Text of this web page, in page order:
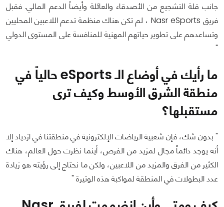
جانب قلة التشجيع من الأصدقاء والعائلة وأيضاً الدعم المالي. فقبل
فريق Nasr eSports ، لم تكن هناك منظمة تدعم اللاعبين المحليين
وتساعدهم على تطوير حياتهم المهنية للمنافسة على المستوى الدولي
"
ما رأيك في أوضاع الـ eSports حالياً في
منطقة الشرق الأوسط وكيف ترى
مستقبلها؟
" بدون شك، فإن شعبية الرياضات الإلكترونية في منطقتنا في ازدياد إلا
أنه يوجد دائماً مجال لمزيد من الفرص، أينما نظرت حول العالم، هناك
الكثير من الفرق والمزيد من اللاعبين، ولكن ما نحتاج إلى رؤيته هو زيادة
عدد البطولات في المنطقة لمواكبة هذه الوتيرة "